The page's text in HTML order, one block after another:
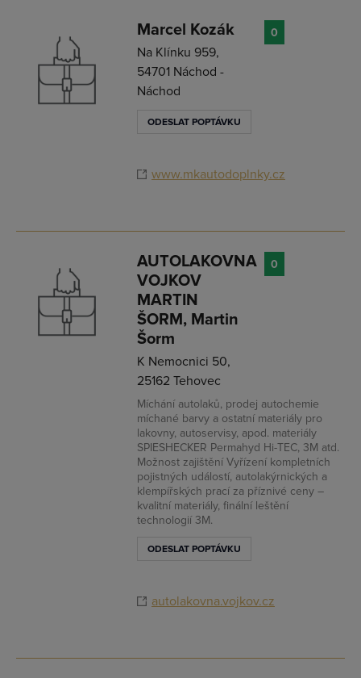
Marcel Kozák
Na Klínku 959,
54701 Náchod -
Náchod
ODESLAT POPTÁVKU
www.mkautodoplnky.cz
0
AUTOLAKOVNA
VOJKOV
MARTIN
ŠORM, Martin
Šorm
K Nemocnici 50,
25162 Tehovec
Míchání autolaků, prodej autochemie
míchané barvy a ostatní materiály pro
lakovny, autoservisy, apod. materiály
SPIESHECKER Permahyd Hi-TEC, 3M atd.
Možnost zajištění Vyřízení kompletních
pojistných událostí, autolakýrnických a
klempířských prací za příznivé ceny –
kvalitní materiály, finální leštění
technologií 3M.
ODESLAT POPTÁVKU
autolakovna.vojkov.cz
0